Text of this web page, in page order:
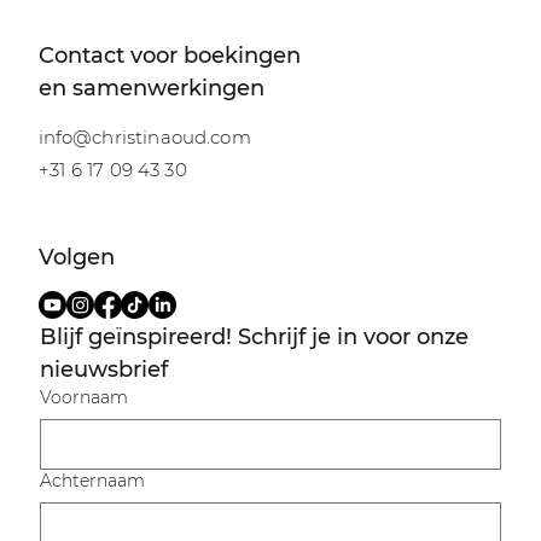
Contact voor boekingen
en samenwerkingen
info@christinaoud.com
+31 6 17 09 43 30
Volgen
Blijf geïnspireerd! Schrijf je in voor onze
nieuwsbrief
Voornaam
Achternaam